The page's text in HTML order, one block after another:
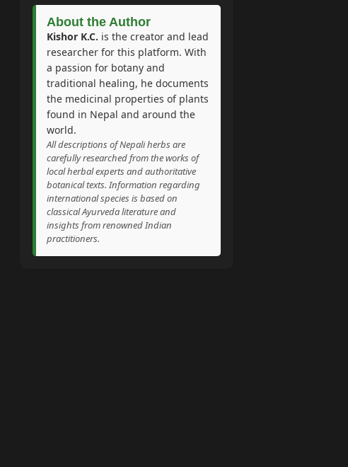
About the Author
Kishor K.C. is the creator and lead
researcher for this platform. With
a passion for botany and
traditional healing, he documents
the medicinal properties of plants
found in Nepal and around the
world.
All descriptions of Nepali herbs are
carefully researched from the works of
local herbal experts and authoritative
botanical texts. Information regarding
international species is based on
classical Ayurveda literature and
insights from renowned Indian
practitioners.